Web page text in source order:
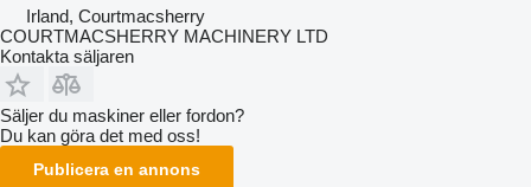
Irland, Courtmacsherry
COURTMACSHERRY MACHINERY LTD
Kontakta säljaren
Säljer du maskiner eller fordon?
Du kan göra det med oss!
Publicera en annons